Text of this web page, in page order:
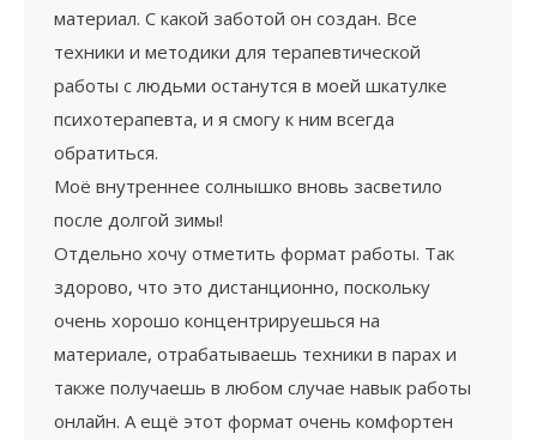
материал. С какой заботой он создан. Все
техники и методики для терапевтической
работы с людьми останутся в моей шкатулке
психотерапевта, и я смогу к ним всегда
обратиться.
Моё внутреннее солнышко вновь засветило
после долгой зимы!
Отдельно хочу отметить формат работы. Так
здорово, что это дистанционно, поскольку
очень хорошо концентрируешься на
материале, отрабатываешь техники в парах и
также получаешь в любом случае навык работы
онлайн. А ещё этот формат очень комфортен